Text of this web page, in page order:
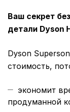
Ваш секрет
детали Dyson
Dyson
стоимость,
экономит
продуманной